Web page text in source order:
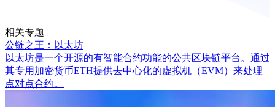
相关专题
公链之王：以太坊
以太坊是一个开源的有智能合约功能的公共区块链平台。通过
其专用加密货币ETH提供去中心化的虚拟机（EVM）来处理
点对点合约。